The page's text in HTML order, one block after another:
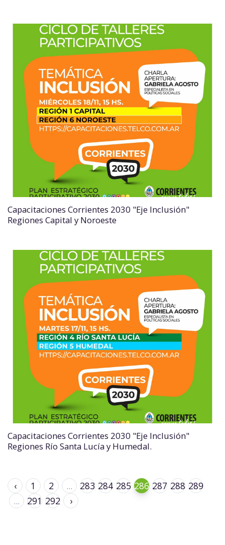
Capacitaciones Corrientes 2030 "Eje Inclusión"
Regiones Capital y Noroeste
Capacitaciones Corrientes 2030 "Eje Inclusión"
Regiones Río Santa Lucía y Humedal.
‹ 1 2 ... 283 284 285 286 287 288 289
...
291 292 ›